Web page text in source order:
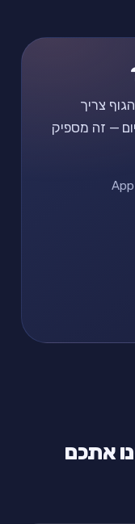
צריך
מ-2 דקות ביום — זה מספיק
אתכם